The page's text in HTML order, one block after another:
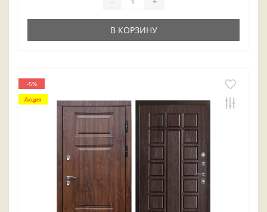
В КОРЗИНУ
-5%
Акция